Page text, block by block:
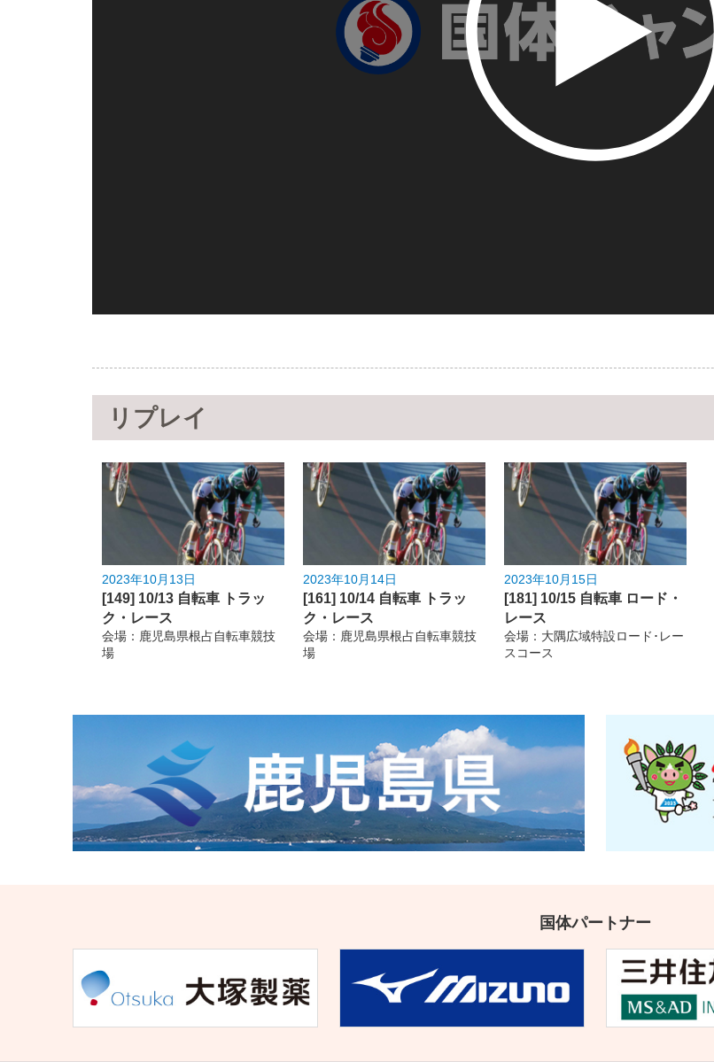
リプレイ
2023年10月13日
[149] 10/13 自転車 トラッ
ク・レース
会場：鹿児島県根占自転車競技
場
2023年10月14日
[161] 10/14 自転車 トラッ
ク・レース
会場：鹿児島県根占自転車競技
場
2023年10月15日
[181] 10/15 自転車 ロード・
レース
会場：大隅広域特設ロード･レー
スコース
国体パートナー